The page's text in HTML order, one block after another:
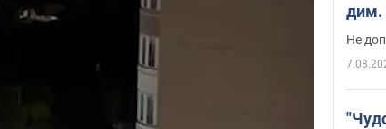
дим.
Не